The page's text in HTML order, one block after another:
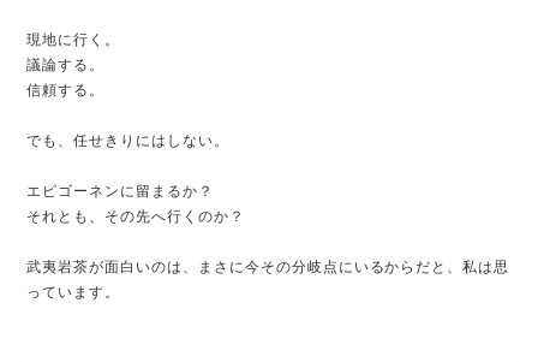
現地に行く。
議論する。
信頼する。
でも、任せきりにはしない。
エピゴーネンに留まるか？
それとも、その先へ行くのか？
武夷岩茶が面白いのは、まさに今その分岐点にいるからだと、私は思
っています。